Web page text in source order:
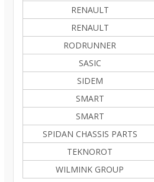
RENAULT
RENAULT
RODRUNNER
SASIC
SIDEM
SMART
SMART
SPIDAN CHASSIS PARTS
TEKNOROT
WILMINK GROUP